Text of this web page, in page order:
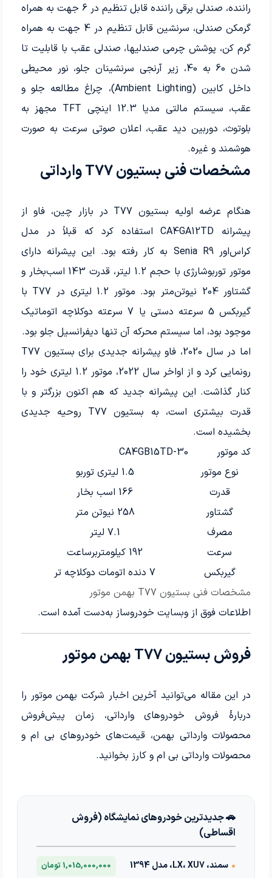
راننده، صندلی برقی راننده قابل تنظیم در 6 جهت به همراه
گرمکن صندلی، سرنشین قابل تنظیم در 4 جهت به همراه
گرم کن، پوشش چرمی صندلیها، صندلی عقب با قابلیت تا
شدن 60 به 40، زیر آرنجی سرنشینان جلو، نور محیطی
داخل کابین (Ambient Lighting)، چراغ مطالعه جلو و
عقب، سیستم مالتی مدیا 12.3 اینچی TFT مجهز به
بلوتوث، دوربین دید عقب، اعلان صوتی سرعت به صورت
هوشمند و غیره.
مشخصات فنی بستیون T77 وارداتی
هنگام عرضه اولیه بستیون T77 در بازار چین، فاو از
پیشرانه CA4GA12TD استفاده کرد که قبلاً در مدل
کراس‌اور Senia R9 به کار رفته بود. این پیشرانه دارای
موتور توربوشارژی با حجم 1.2 لیتر، قدرت 143 اسب‌بخار و
گشتاور 204 نیوتن‌متر بود. موتور 1.2 لیتری در T77 با
گیربکس 5 سرعته دستی یا 7 سرعته دوکلاچه اتوماتیک
موجود بود، اما سیستم محرکه آن تنها دیفرانسیل جلو بود.
اما در سال 2020، فاو پیشرانه جدیدی برای بستیون T77
رونمایی کرد و از اواخر سال 2022، موتور 1.2 لیتری خود را
کنار گذاشت. این پیشرانه جدید که هم اکنون بزرگتر و با
قدرت بیشتری است، به بستیون T77 روحیه جدیدی
بخشیده است.
مشخصات فنی بستیون T77 بهمن موتور
کد موتور
CA4GB15TD-30
نوع موتور
1.5 لیتری توربو
قدرت
166 اسب بخار
گشتاور
258 نیوتن متر
مصرف
7.1 لیتر
سرعت
192 کیلومتربرساعت
گیربکس
7 دنده اتومات دوکلاچه تر
اطلاعات فوق از وبسایت خودروساز به‌دست آمده است.
فروش بستیون T77 بهمن موتور
در این مقاله می‌توانید آخرین اخبار شرکت بهمن موتور را
دربارهٔ فروش خودروهای وارداتی، زمان پیش‌فروش
محصولات وارداتی بهمن، قیمت‌های خودروهای بی ام و
محصولات وارداتی بی ام و کارز بخوانید.
🚗 جدیدترین خودروهای نمایشگاه (فروش
اقساطی)
• سمند، LX، XU7، مدل 1394 1,015,000,000 تومان